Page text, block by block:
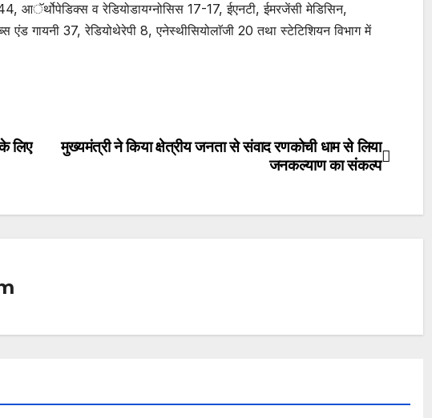
आॅर्थोपेडिक्स व रेडियोडायग्नोसिस 17-17, ईएनटी, ईमरजेंसी मेडिसिन,
गायनी 37, रेडियोथेरेपी 8, एनेस्थीसियोलाॅजी 20 तथा स्टेटिशियन विभाग में
मुख्यमंत्री ने किया क्षेत्रीय जनता से संवाद रणकोची धाम से लिया
जनकल्याण का संकल्प
लिए